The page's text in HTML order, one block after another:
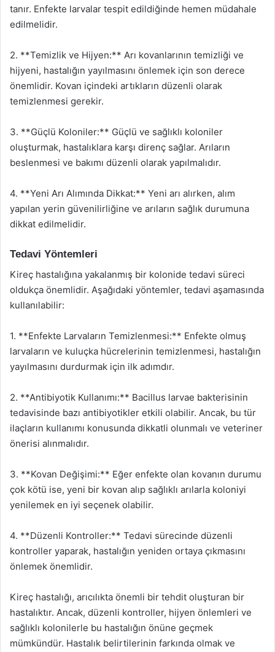
tanır. Enfekte larvalar tespit edildiğinde hemen müdahale
edilmelidir.
2. **Temizlik ve Hijyen:** Arı kovanlarının temizliği ve
hijyeni, hastalığın yayılmasını önlemek için son derece
önemlidir. Kovan içindeki artıkların düzenli olarak
temizlenmesi gerekir.
3. **Güçlü Koloniler:** Güçlü ve sağlıklı koloniler
oluşturmak, hastalıklara karşı direnç sağlar. Arıların
beslenmesi ve bakımı düzenli olarak yapılmalıdır.
4. **Yeni Arı Alımında Dikkat:** Yeni arı alırken, alım
yapılan yerin güvenilirliğine ve arıların sağlık durumuna
dikkat edilmelidir.
Tedavi Yöntemleri
Kireç hastalığına yakalanmış bir kolonide tedavi süreci
oldukça önemlidir. Aşağıdaki yöntemler, tedavi aşamasında
kullanılabilir:
1. **Enfekte Larvaların Temizlenmesi:** Enfekte olmuş
larvaların ve kuluçka hücrelerinin temizlenmesi, hastalığın
yayılmasını durdurmak için ilk adımdır.
2. **Antibiyotik Kullanımı:** Bacillus larvae bakterisinin
tedavisinde bazı antibiyotikler etkili olabilir. Ancak, bu tür
ilaçların kullanımı konusunda dikkatli olunmalı ve veteriner
önerisi alınmalıdır.
3. **Kovan Değişimi:** Eğer enfekte olan kovanın durumu
çok kötü ise, yeni bir kovan alıp sağlıklı arılarla koloniyi
yenilemek en iyi seçenek olabilir.
4. **Düzenli Kontroller:** Tedavi sürecinde düzenli
kontroller yaparak, hastalığın yeniden ortaya çıkmasını
önlemek önemlidir.
Kireç hastalığı, arıcılıkta önemli bir tehdit oluşturan bir
hastalıktır. Ancak, düzenli kontroller, hijyen önlemleri ve
sağlıklı kolonilerle bu hastalığın önüne geçmek
mümkündür. Hastalık belirtilerinin farkında olmak ve